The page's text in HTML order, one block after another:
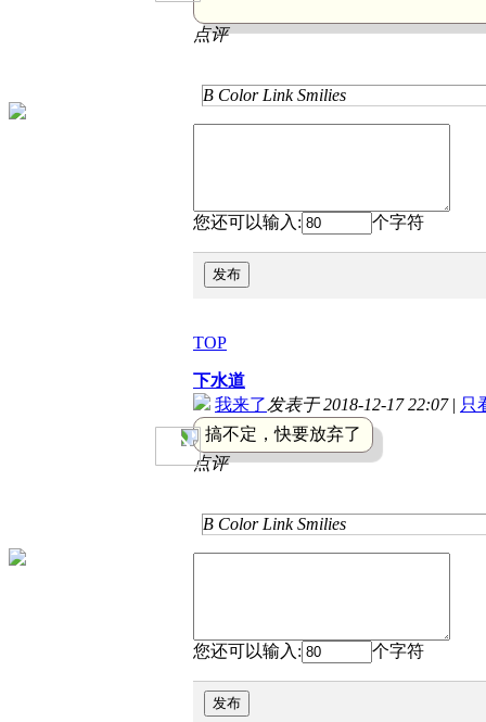
点评
B Color Link Smilies
您还可以输入: 个字符
发布
TOP
下水道
我来了发表于 2018-12-17 22:07| 只
搞不定，快要放弃了
点评
B Color Link Smilies
您还可以输入: 个字符
发布